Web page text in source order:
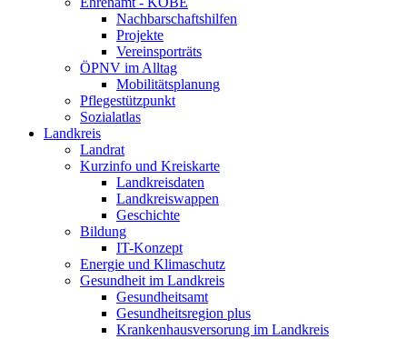
Nachbarschaftshilfen
Projekte
Vereinsporträts
ÖPNV im Alltag
Mobilitätsplanung
Pflegestützpunkt
Sozialatlas
Landkreis
Landrat
Kurzinfo und Kreiskarte
Landkreisdaten
Landkreiswappen
Geschichte
Bildung
IT-Konzept
Energie und Klimaschutz
Gesundheit im Landkreis
Gesundheitsamt
Gesundheitsregion plus
Krankenhausversorung im Landkreis